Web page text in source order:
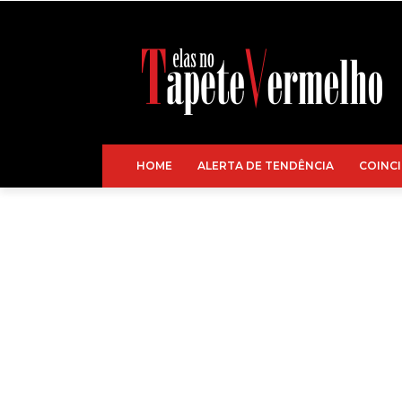
HOME ALERTA DE TENDÊNCIA